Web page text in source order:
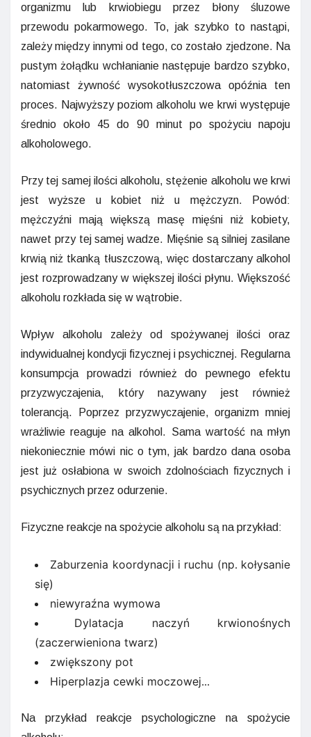
organizmu lub krwiobiegu przez błony śluzowe
przewodu pokarmowego. To, jak szybko to nastąpi,
zależy między innymi od tego, co zostało zjedzone. Na
pustym żołądku wchłanianie następuje bardzo szybko,
natomiast żywność wysokotłuszczowa opóźnia ten
proces. Najwyższy poziom alkoholu we krwi występuje
średnio około 45 do 90 minut po spożyciu napoju
alkoholowego.
Przy tej samej ilości alkoholu, stężenie alkoholu we krwi
jest wyższe u kobiet niż u mężczyzn. Powód:
mężczyźni mają większą masę mięśni niż kobiety,
nawet przy tej samej wadze. Mięśnie są silniej zasilane
krwią niż tkanką tłuszczową, więc dostarczany alkohol
jest rozprowadzany w większej ilości płynu. Większość
alkoholu rozkłada się w wątrobie.
Wpływ alkoholu zależy od spożywanej ilości oraz
indywidualnej kondycji fizycznej i psychicznej. Regularna
konsumpcja prowadzi również do pewnego efektu
przyzwyczajenia, który nazywany jest również
tolerancją. Poprzez przyzwyczajenie, organizm mniej
wrażliwie reaguje na alkohol. Sama wartość na młyn
niekoniecznie mówi nic o tym, jak bardzo dana osoba
jest już osłabiona w swoich zdolnościach fizycznych i
psychicznych przez odurzenie.
Fizyczne reakcje na spożycie alkoholu są na przykład:
Zaburzenia koordynacji i ruchu (np. kołysanie
się)
niewyraźna wymowa
Dylatacja naczyń krwionośnych
(zaczerwieniona twarz)
zwiększony pot
Hiperplazja cewki moczowej...
Na przykład reakcje psychologiczne na spożycie